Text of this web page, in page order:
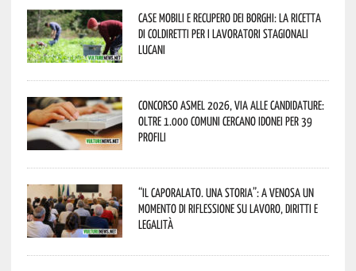
Case mobili e recupero dei borghi: la ricetta
di Coldiretti per i lavoratori stagionali
lucani
Concorso Asmel 2026, via alle candidature:
oltre 1.000 Comuni cercano idonei per 39
profili
“Il caporalato. Una storia”: a Venosa un
momento di riflessione su lavoro, diritti e
legalità